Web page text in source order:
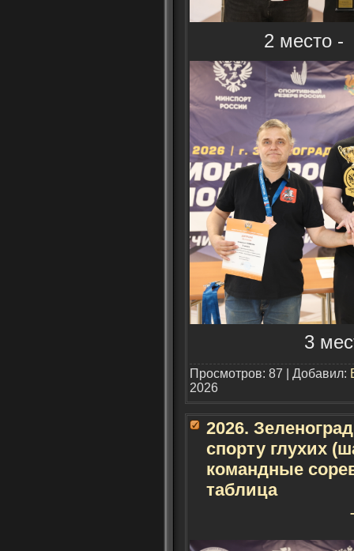
2 место -
3
Просмотров: 87 | Добавил:
2026
2026.
спорту глухих
командные
таблица